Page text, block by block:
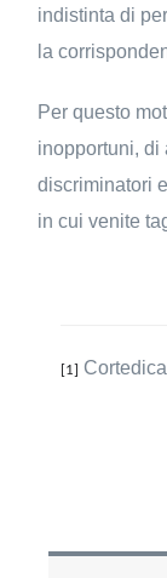
indistinta di
la
Per questo
inopportuni, di
discriminatori
in cui venite
[1]